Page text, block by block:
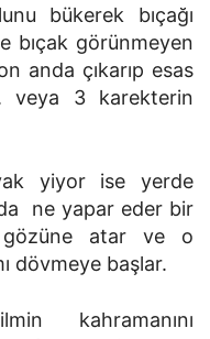
bükerek bıçağı
bıçak görünmeyen
anda çıkarıp esas
veya 3 karekterin
yiyor ise yerde
ne yapar eder bir
gözüne atar ve o
dövmeye başlar.
kahramanını